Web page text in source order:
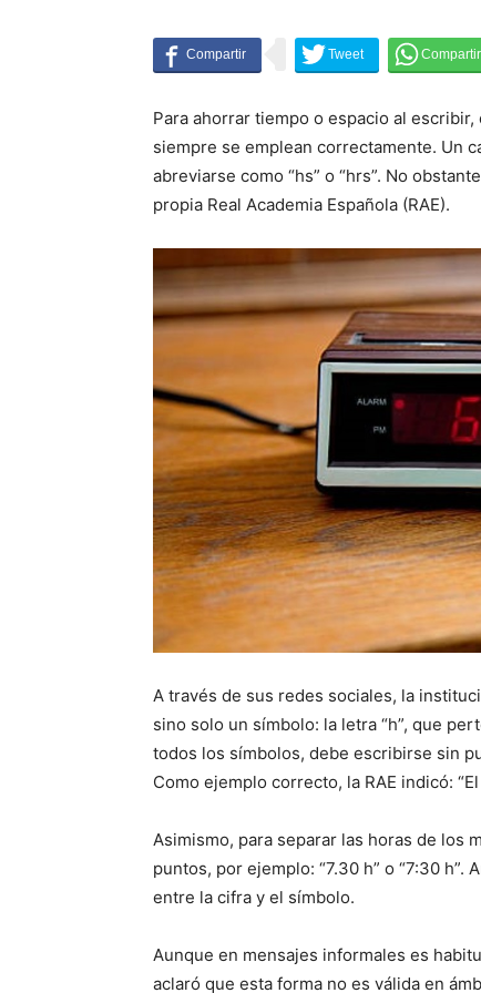
Para ahorrar tiempo o espacio al
siempre se emplean correctamente. Un
abreviarse como “hs” o “hrs”. No
propia Real Academia Española (RAE).
A través de sus redes sociales, la
sino solo un símbolo: la letra “h”, que
todos los símbolos, debe escribirse sin
Como ejemplo correcto, la RAE indicó:
Asimismo, para separar las horas de los
puntos, por ejemplo: “7.30 h” o “7:30
entre la cifra y el símbolo.
Aunque en mensajes informales es
aclaró que esta forma no es válida en